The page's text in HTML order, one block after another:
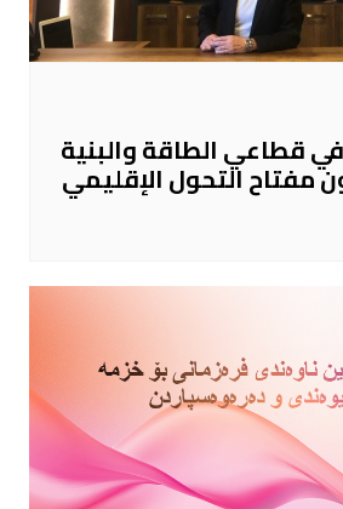
قطاعي الطاقة والبنية
مفتاح التحول الإقليمي